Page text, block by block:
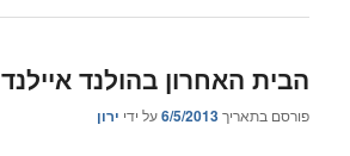
הבית האחרון בהולנד איילנד
פורסם בתאריך6/5/2013על ידי ירון